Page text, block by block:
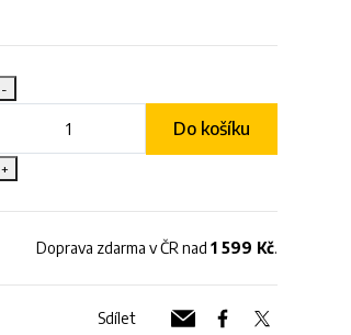
-
+
Do košíku
Doprava zdarma v ČR nad 1 599 Kč.
Sdílet